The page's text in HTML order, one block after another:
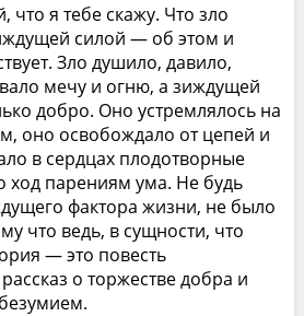
я тебе скажу. Что зло
силой — об этом и
Зло душило, давило,
мечу и огню, а зиждущей
добро. Оно устремлялось на
оно освобождало от цепей и
в сердцах плодотворные
ход парениям ума. Не будь
фактора жизни, не было
что ведь, в сущности, что
— это повесть
о торжестве добра и